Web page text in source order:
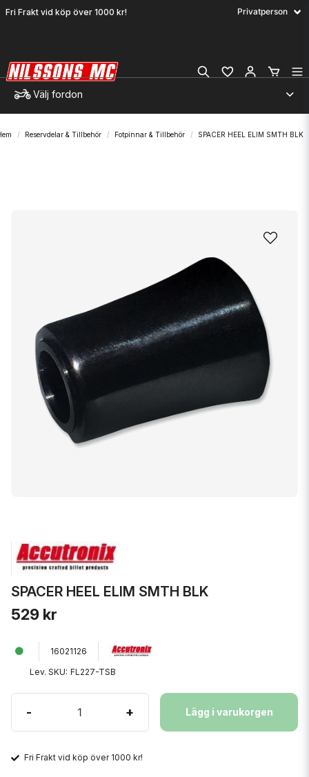
Fri Frakt vid köp över 1000 kr!
Välj fordon
Reservdelar & Tillbehör Fotpinnar & Tillbehör SPACER HEEL ELIM SMTH BLK
SPACER HEEL ELIM SMTH BLK
529 kr
16021126
Lev. SKU: FL227-TSB
- + Lägg i varukorgen
Fri Frakt vid köp över 1000 kr!